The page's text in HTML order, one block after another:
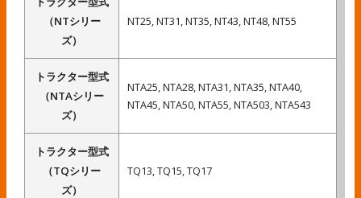
（NTシリー
ズ）
NT25, NT31, NT35, NT43, NT48, NT55
トラクター型式
（NTAシリー
ズ）
NTA25, NTA28, NTA31, NTA35, NTA40,
NTA45, NTA50, NTA55, NTA503, NTA543
トラクター型式
（TQシリー
ズ）
TQ13, TQ15, TQ17